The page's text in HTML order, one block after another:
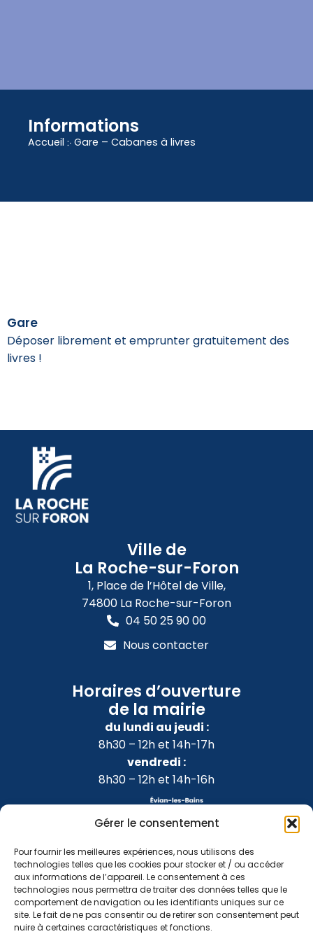
Gérer le consentement
Pour fournir les meilleures expériences, nous utilisons des
technologies telles que les cookies pour stocker et / ou accéder
aux informations de l’appareil. Le consentement à ces
technologies nous permettra de traiter des données telles que le
comportement de navigation ou les identifiants uniques sur ce
site. Le fait de ne pas consentir ou de retirer son consentement peut
nuire à certaines caractéristiques et fonctions.
Informations
Accueil ჻ Gare – Cabanes à livres
Gare
Déposer librement et emprunter gratuitement des
livres !
Ville de
La Roche-sur-Foron
1, Place de l’Hôtel de Ville,
74800 La Roche-sur-Foron
04 50 25 90 00
Nous contacter
Horaires d’ouverture
de la mairie
du lundi au jeudi :
8h30 – 12h et 14h-17h
vendredi :
8h30 – 12h et 14h-16h